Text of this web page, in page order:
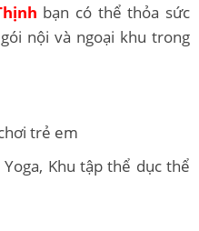
bạn có thể thỏa sức
nội và ngoại khu trong
trẻ em
Yoga, Khu tập thể dục thể